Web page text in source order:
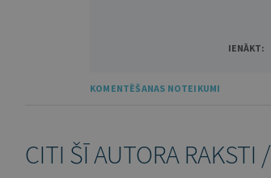
IENĀKT:
KOMENTĒŠANAS NOTEIKUMI
CITI ŠĪ AUTORA RAKSTI /